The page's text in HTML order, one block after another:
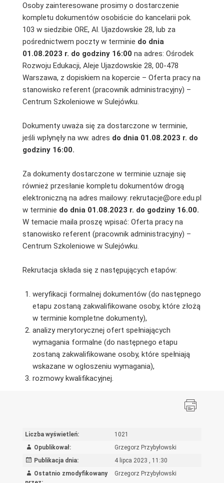
Osoby zainteresowane prosimy o dostarczenie
kompletu dokumentów osobiście do kancelarii pok.
103 w siedzibie ORE, Al. Ujazdowskie 28, lub za
pośrednictwem poczty w terminie do dnia
01.08.2023 r. do godziny 16:00 na adres: Ośrodek
Rozwoju Edukacji, Aleje Ujazdowskie 28, 00-478
Warszawa, z dopiskiem na kopercie – Oferta pracy na
stanowisko referent (pracownik administracyjny) –
Centrum Szkoleniowe w Sulejówku.
Dokumenty uważa się za dostarczone w terminie,
jeśli wpłynęły na ww. adres do dnia 01.08.2023 r. do
godziny 16:00.
Za dokumenty dostarczone w terminie uznaje się
również przesłanie kompletu dokumentów drogą
elektroniczną na adres mailowy: rekrutacje@ore.edu.pl
w terminie do dnia 01.08.2023 r. do godziny 16.00.
W temacie maila proszę wpisać: Oferta pracy na
stanowisko referent (pracownik administracyjny) –
Centrum Szkoleniowe w Sulejówku.
Rekrutacja składa się z następujących etapów:
weryfikacji formalnej dokumentów (do następnego
etapu zostaną zakwalifikowane osoby, które złożą
w terminie kompletne dokumenty),
analizy merytorycznej ofert spełniających
wymagania formalne (do następnego etapu
zostaną zakwalifikowane osoby, które spełniają
wskazane w ogłoszeniu wymagania),
rozmowy kwalifikacyjnej.
Liczba wyświetleń:
1021
Opublikował:
Grzegorz Przybyłowski
Publikacja dnia:
4 lipca 2023 , 11:30
Ostatnio zmodyfikowany
Grzegorz Przybyłowski